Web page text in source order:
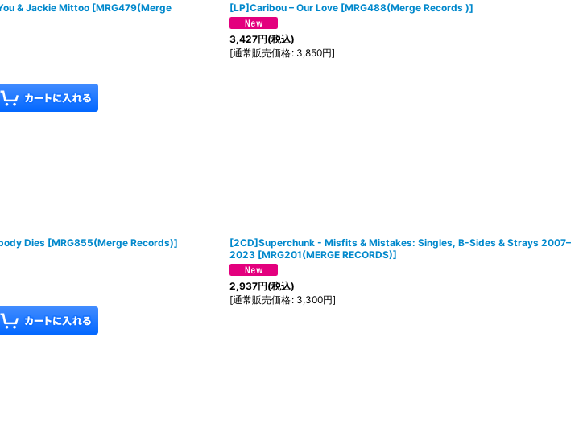
& Jackie Mittoo [MRG479(Merge
[LP]Caribou ‎– Our Love [MRG488(Merge Records )]
3,427円(税込)
[通常販売価格: 3,850円]
Dies [MRG855(Merge Records)]
[2CD]Superchunk - Misfits & Mistakes: Singles, B-Sides & Strays 2007–
2023 [MRG201(MERGE RECORDS)]
2,937円(税込)
[通常販売価格: 3,300円]